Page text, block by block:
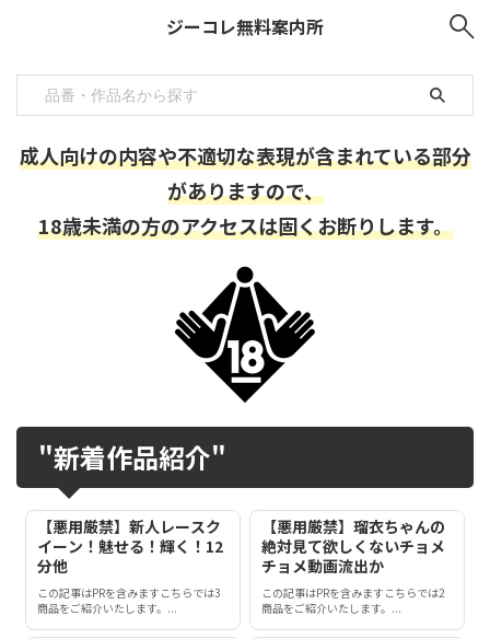
ジーコレ無料案内所
成人向けの内容や不適切な表現が含まれている部分
がありますので、
18歳未満の方のアクセスは固くお断りします。
"新着作品紹介"
【悪用厳禁】新人レースク
イーン！魅せる！輝く！12
分他
この記事はPRを含みますこちらでは3
商品をご紹介いたします。...
【悪用厳禁】瑠衣ちゃんの
絶対見て欲しくないチョメ
チョメ動画流出か
この記事はPRを含みますこちらでは2
商品をご紹介いたします。...